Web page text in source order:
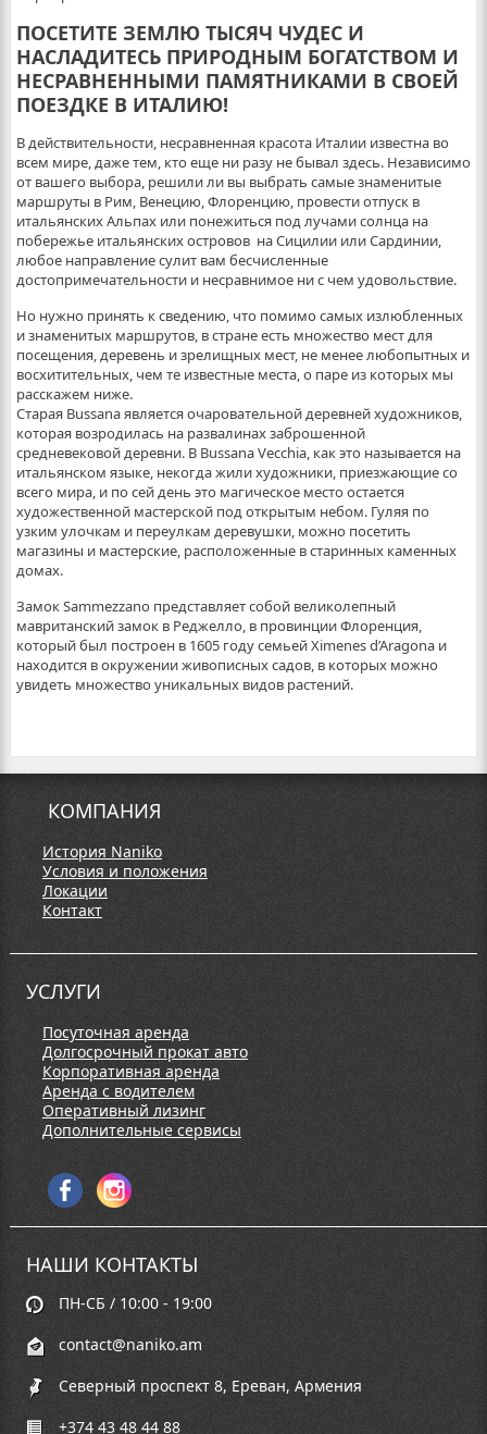
ПОСЕТИТЕ ЗЕМЛЮ ТЫСЯЧ ЧУДЕС И
НАСЛАДИТЕСЬ ПРИРОДНЫМ БОГАТСТВОМ И
НЕСРАВНЕННЫМИ ПАМЯТНИКАМИ В СВОЕЙ
ПОЕЗДКЕ В ИТАЛИЮ!
В действительности, несравненная красота Италии известна во
всем мире, даже тем, кто еще ни разу не бывал здесь. Независимо
от вашего выбора, решили ли вы выбрать самые знаменитые
маршруты в Рим, Венецию, Флоренцию, провести отпуск в
итальянских Альпах или понежиться под лучами солнца на
побережье итальянских островов на Сицилии или Сардинии,
любое направление сулит вам бесчисленные
достопримечательности и несравнимое ни с чем удовольствие.
Но нужно принять к сведению, что помимо самых излюбленных
и знаменитых маршрутов, в стране есть множество мест для
посещения, деревень и зрелищных мест, не менее любопытных и
восхитительных, чем те известные места, о паре из которых мы
расскажем ниже.
Старая Bussana является очаровательной деревней художников,
которая возродилась на развалинах заброшенной
средневековой деревни. В Bussana Vecchia, как это называется на
итальянском языке, некогда жили художники, приезжающие со
всего мира, и по сей день это магическое место остается
художественной мастерской под открытым небом. Гуляя по
узким улочкам и переулкам деревушки, можно посетить
магазины и мастерские, расположенные в старинных каменных
домах.
Замок Sammezzano представляет собой великолепный
мавританский замок в Реджелло, в провинции Флоренция,
который был построен в 1605 году семьей Ximenes d’Aragona и
находится в окружении живописных садов, в которых можно
увидеть множество уникальных видов растений.
КОМПАНИЯ
История Naniko
Условия и положения
Локации
Контакт
УСЛУГИ
Посуточная аренда
Долгосрочный прокат авто
Корпоративная аренда
Аренда с водителем
Оперативный лизинг
Дополнительные сервисы
НАШИ КОНТАКТЫ
ПН-СБ / 10:00 - 19:00
contact@naniko.am
Северный проспект 8, Ереван, Армения
+374 43 48 44 88